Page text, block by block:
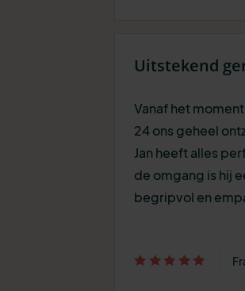
Uitstekend
Vanaf het
24 ons geheel
Jan heeft alles
de omgang is hij
begripvol en